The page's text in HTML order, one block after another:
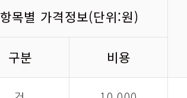
항목별 가격정보(단위:원)
구분 비용